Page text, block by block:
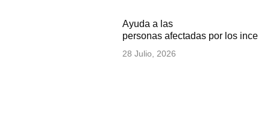
Ayuda a las
personas afectadas por los
28 Julio, 2026